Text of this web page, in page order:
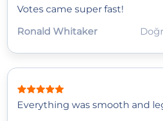
Votes came super fast!
Ronald Whitaker
Everything was smooth and